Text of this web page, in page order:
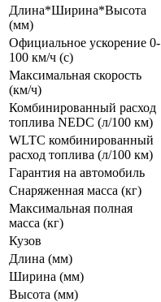
Длина*Ширина*Высота
(мм)
Официальное ускорение 0-
100 км/ч (с)
Максимальная скорость
(км/ч)
Комбинированный расход
топлива NEDC (л/100 км)
WLTC комбинированный
расход топлива (л/100 км)
Гарантия на автомобиль
Снаряженная масса (кг)
Максимальная полная
масса (кг)
Кузов
Длина (мм)
Ширина (мм)
Высота (мм)